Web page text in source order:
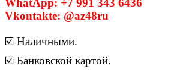
WhatApp: +7 991 343 6436
Vkontakte: @az48ru
☑️ Наличными.
☑️ Банковской картой.